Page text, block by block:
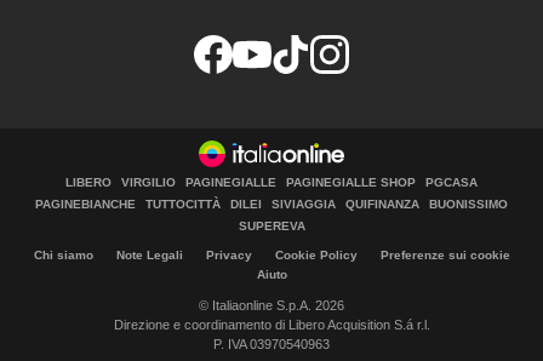
LIBERO VIRGILIO PAGINEGIALLE PAGINEGIALLE SHOP
PGCASA
PAGINEBIANCHE
TUTTOCITTÀ DILEI SIVIAGGIA QUIFINANZA
BUONISSIMO
SUPEREVA
Chi siamo Note Legali Privacy Cookie Policy
Preferenze sui cookie
Aiuto
© Italiaonline S.p.A. 2026
Direzione e coordinamento di Libero Acquisition S.á r.l.
P. IVA 03970540963